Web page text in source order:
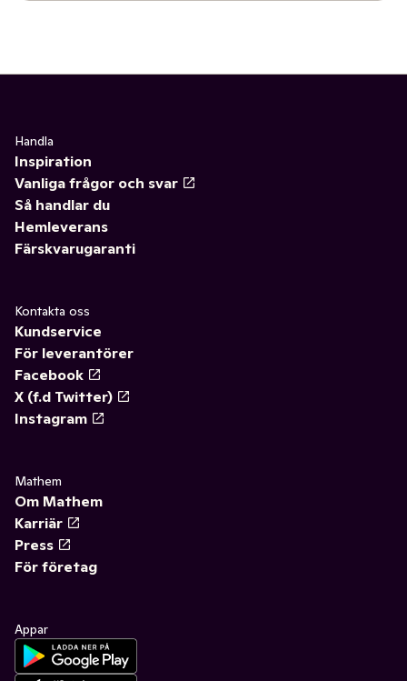
Handla
Inspiration
Vanliga frågor och svar
Så handlar du
Hemleverans
Färskvarugaranti
Kontakta oss
Kundservice
För leverantörer
Facebook
X (f.d Twitter)
Instagram
Mathem
Om Mathem
Karriär
Press
För företag
Appar